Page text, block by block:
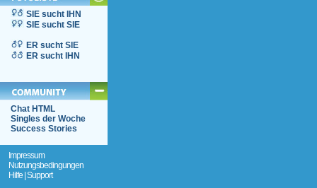
SIE sucht IHN
SIE sucht SIE
ER sucht SIE
ER sucht IHN
Chat HTML
Singles der Woche
Success Stories
Impressum
Nutzungsbedingungen
Hilfe | Support